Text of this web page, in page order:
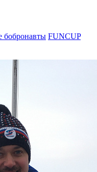
FUNCUP